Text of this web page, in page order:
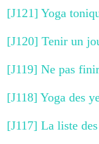
[J121] Yoga
[J120] Tenir un
[J119] Ne pas
[J118] Yoga des
[J117] La liste